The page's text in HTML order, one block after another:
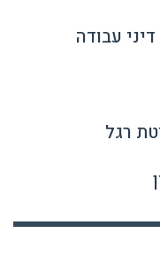
עבודה
רגל